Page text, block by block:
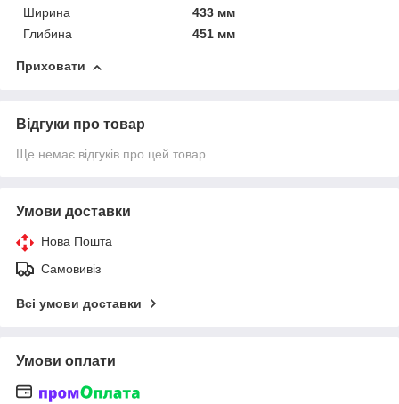
Ширина
433 мм
Глибина
451 мм
Приховати
Відгуки про товар
Ще немає відгуків про цей товар
Умови доставки
Нова Пошта
Самовивіз
Всі умови доставки
Умови оплати